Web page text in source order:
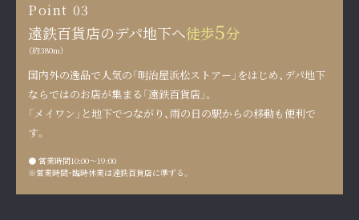
Point 03
遠鉄百貨店のデパ地下へ徒歩5分
（約380m）
国内外の逸品で人気の「明治屋浜松ストアー」をはじめ、 デパ地下
ならではのお店が集まる「遠鉄百貨店」。
「メイワン」と地下でつながり、雨の日の駅からの移動も便利で
す。
● 営業時間10:00〜19:00
※営業時間・臨時休業は遠鉄百貨店に準ずる。